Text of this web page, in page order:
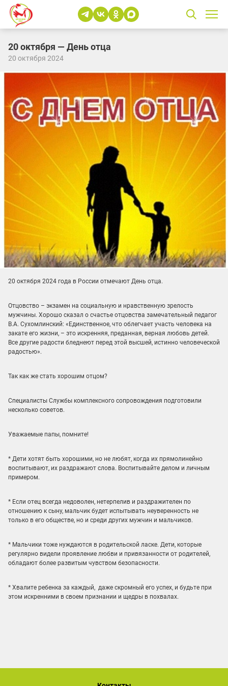
20 октября — День отца
20 октября 2024
20 октября 2024 года в России отмечают День отца.
Отцовство – экзамен на социальную и нравственную зрелость
мужчины. Хорошо сказал о счастье отцовства замечательный педагог
В.А. Сухомлинский: «Единственное, что облегчает участь человека на
закате его жизни, – это искренняя, преданная, верная любовь детей.
Все другие радости бледнеют перед этой высшей, истинно человеческой
радостью».
Так как же стать хорошим отцом?
Специалисты Службы комплексного сопровождения подготовили
несколько советов.
Уважаемые папы, помните!
* Дети хотят быть хорошими, но не любят, когда их прямолинейно
воспитывают, их раздражают слова. Воспитывайте делом и личным
примером.
* Если отец всегда недоволен, нетерпелив и раздражителен по
отношению к сыну, мальчик будет испытывать неуверенность не
только в его обществе, но и среди других мужчин и мальчиков.
* Мальчики тоже нуждаются в родительской ласке. Дети, которые
регулярно видели проявление любви и привязанности от родителей,
обладают более развитым чувством безопасности.
* Хвалите ребенка за каждый, даже скромный его успех, и будьте при
этом искренними в своем признании и щедры в похвалах.